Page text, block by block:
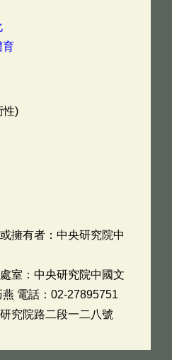
育
性)
擁有者：中央研究院中
室：中央研究院中國文
電話：02-27895751
究院路二段一二八號